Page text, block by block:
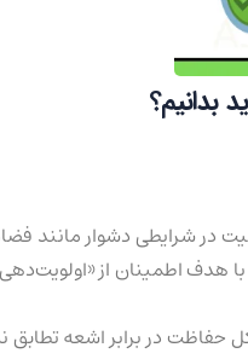
بدانیم؟
در شرایطی دشوار مانند
هدف اطمینان از «اولویت‌دهی
حفاظت در برابر اشعه تطابق